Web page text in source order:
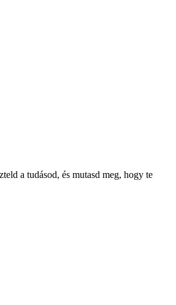
a tudásod, és mutasd meg, hogy te